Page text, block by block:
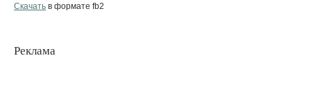
Скачать в формате fb2
Реклама